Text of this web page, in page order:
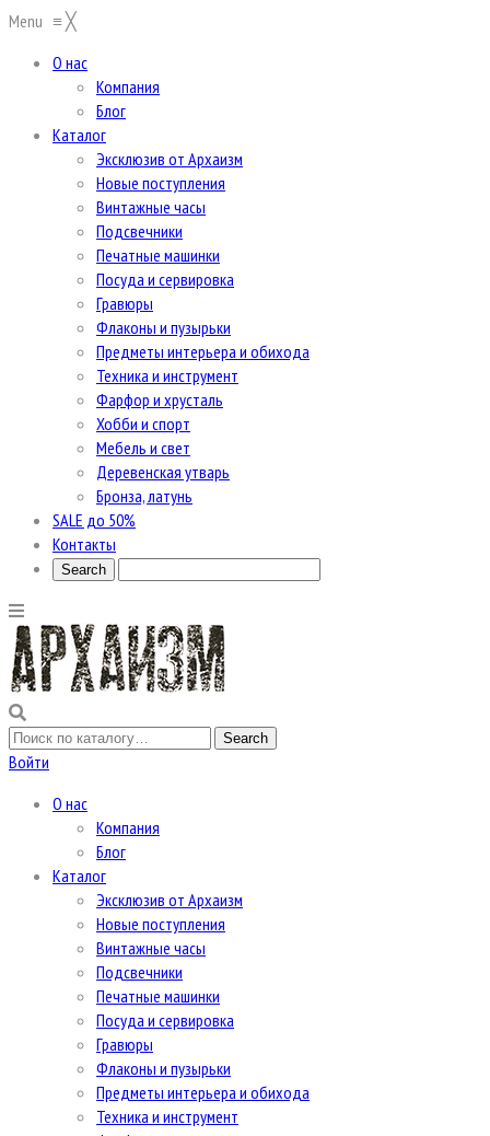
Menu ≡╳
О нас
Компания
Блог
Каталог
Эксклюзив от Архаизм
Новые поступления
Винтажные часы
Подсвечники
Печатные машинки
Посуда и сервировка
Гравюры
Флаконы и пузырьки
Предметы интерьера и обихода
Техника и инструмент
Фарфор и хрусталь
Хобби и спорт
Мебель и свет
Деревенская утварь
Бронза, латунь
SALE до 50%
Контакты
Войти
О нас
Компания
Блог
Каталог
Эксклюзив от Архаизм
Новые поступления
Винтажные часы
Подсвечники
Печатные машинки
Посуда и сервировка
Гравюры
Флаконы и пузырьки
Предметы интерьера и обихода
Техника и инструмент